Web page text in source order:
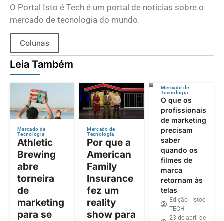
O Portal Isto é Tech é um portal de notícias sobre o
mercado de tecnologia do mundo.
Colunas
Leia Também
Mercado de
Tecnologia
Athletic
Brewing
abre
torneira
de
marketing
para se
Mercado de
Tecnologia
Por que a
American
Family
Insurance
fez um
reality
show para
Mercado de
Tecnologia
O que os
profissionais
de marketing
precisam
saber
quando os
filmes de
marca
retornam às
telas
Edição - Istoé
TECH
23 de abril de